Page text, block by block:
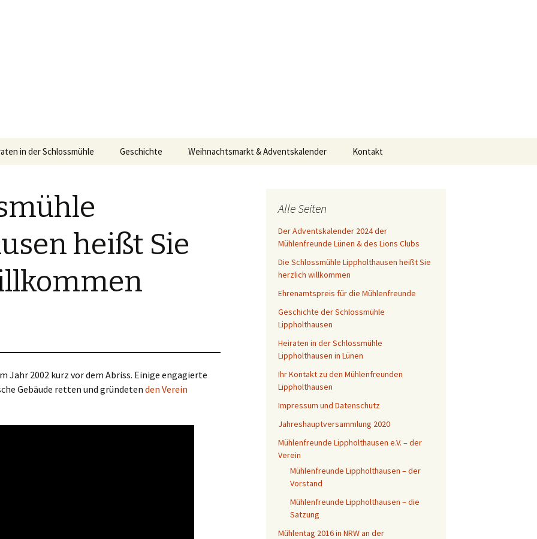
in der Schlossmühle Geschichte Weihnachtsmarkt & Adventskalender Kontakt
heißt Sie
Jahr 2002 kurz vor dem Abriss. Einige engagierte
Gebäude retten und gründeten den Verein
Alle Seiten
Der Adventskalender 2024 der
Mühlenfreunde Lünen & des Lions Clubs
Die Schlossmühle Lippholthausen heißt Sie
herzlich willkommen
Ehrenamtspreis für die Mühlenfreunde
Geschichte der Schlossmühle
Lippholthausen
Heiraten in der Schlossmühle
Lippholthausen in Lünen
Ihr Kontakt zu den Mühlenfreunden
Lippholthausen
Impressum und Datenschutz
Jahreshauptversammlung 2020
Mühlenfreunde Lippholthausen e.V. – der
Verein
Mühlenfreunde Lippholthausen – der
Vorstand
Mühlenfreunde Lippholthausen – die
Satzung
Mühlentag 2016 in NRW an der